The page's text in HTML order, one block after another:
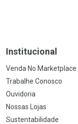
Institucional
Venda No Marketplace
Trabalhe Conosco
Ouvidoria
Nossas Lojas
Sustentabilidade